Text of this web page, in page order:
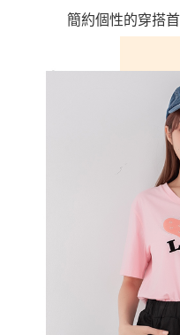
簡約個性的穿搭